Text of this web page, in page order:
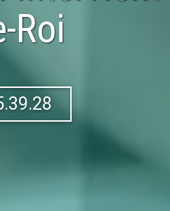
Roi